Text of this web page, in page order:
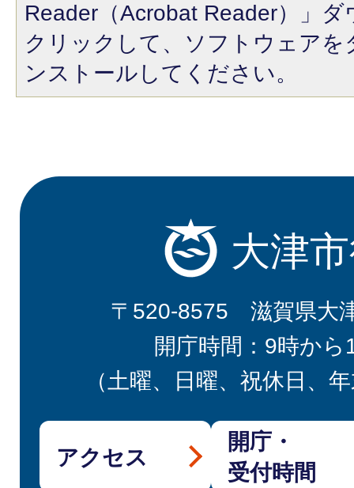
Reader（Acrobat Reader）」
クリックして、ソフトウェア
ンストールしてください。
大津
〒520-8575 滋賀県大
開庁時間：9時から
（土曜、日曜、祝休日、
アクセス
開庁・
受付時間